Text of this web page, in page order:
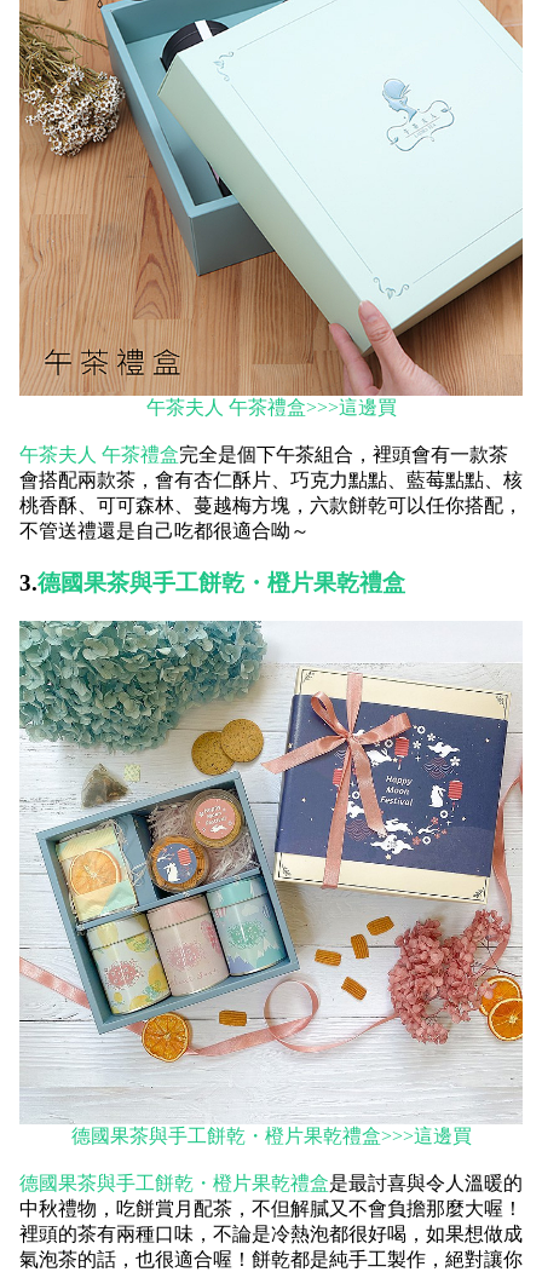
午茶夫人 午茶禮盒>>>這邊買
午茶夫人 午茶禮盒完全是個下午茶組合，裡頭會有一款茶
會搭配兩款茶，會有杏仁酥片、巧克力點點、藍莓點點、核
桃香酥、可可森林、蔓越梅方塊，六款餅乾可以任你搭配，
不管送禮還是自己吃都很適合呦～
3.德國果茶與手工餅乾・橙片果乾禮盒
德國果茶與手工餅乾・橙片果乾禮盒>>>這邊買
德國果茶與手工餅乾・橙片果乾禮盒是最討喜與令人溫暖的
中秋禮物，吃餅賞月配茶，不但解膩又不會負擔那麼大喔！
裡頭的茶有兩種口味，不論是冷熱泡都很好喝，如果想做成
氣泡茶的話，也很適合喔！餅乾都是純手工製作，絕對讓你